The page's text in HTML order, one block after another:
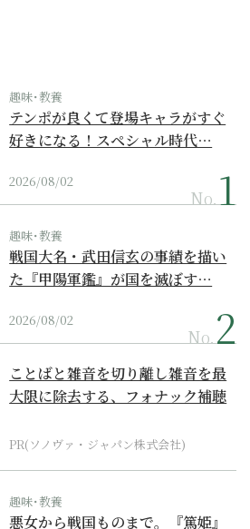
趣味･教養
テンポが良くて登場キャラがすぐ
好きになる！スペシャル時代…
2026/08/02
No.
趣味･教養
戦国大名・武田信玄の事績を描い
た『甲陽軍鑑』が国を滅ぼす…
2026/08/02
No.
ことばと雑音を切り離し雑音を最
大限に除去する、フォナック補聴
PR(ソノヴァ・ジャパン株式会社)
趣味･教養
悪女から戦国ものまで。『篤姫』